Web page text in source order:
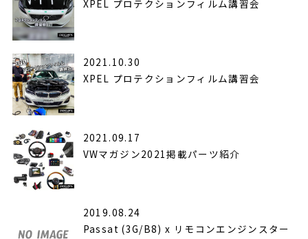
XPEL プロテクションフィルム講習会
2021.10.30
XPEL プロテクションフィルム講習会
2021.09.17
VWマガジン2021掲載パーツ紹介
2019.08.24
Passat (3G/B8) x リモコンエンジンスター